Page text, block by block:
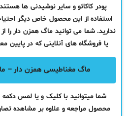
پودر کاکائو و سایر نوشیدنی ها
استفاده از این محصول خاص دیگر
ندارید.شما می توانید ماگ همزن دار را
یا فروشگاه های آنلاینی که در پایین
ماگ مغناطیسی همزن دار –
شما میتوانید با کلیک و یا لمس
محصول مراجعه و علاوه بر مشاهده